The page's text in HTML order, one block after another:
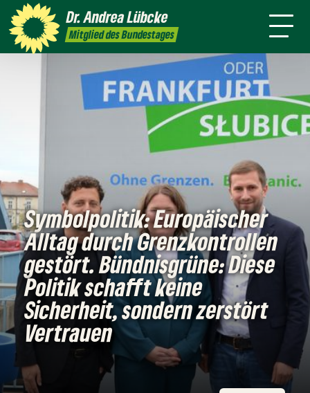
Dr. AndreaLübcke
Mitglied des Bundestages
Termine Presse
mich Themen
Symbolpolitik: Europäischer
Alltag durch Grenzkontrollen
gestört. Bündnisgrüne: Diese
Politik schafft keine
Sicherheit, sondern zerstört
Vertrauen